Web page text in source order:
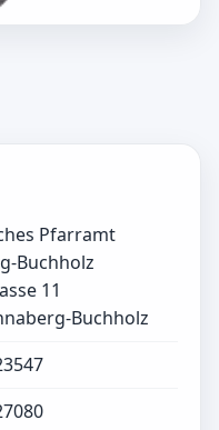
Pfarramt
Buchholz
11
Buchholz